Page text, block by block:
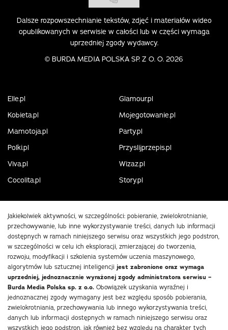
Dalsze rozpowszechnianie tekstów, zdjęć i materiałów wideo
opublikowanych w serwisie w całości lub w części wymaga
uprzedniej zgody wydawcy.
© BURDA MEDIA POLSKA SP. Z O. O. 2026
Elle.pl
Glamour.pl
Kobieta.pl
Mojegotowanie.pl
Mamotoja.pl
Party.pl
Polki.pl
Przyslijprzepis.pl
Viva.pl
Wizaz.pl
Cocolita.pl
Story.pl
Jakiekolwiek aktywności, w szczególności: pobieranie, zwielokrotnianie,
przechowywanie, lub inne wykorzystywanie treści, danych lub informacji
dostępnych w ramach niniejszego serwisu oraz wszystkich jego podstron,
w szczególności w celu ich eksploracji, zmierzającej do tworzenia,
rozwoju, modyfikacji i szkolenia systemów uczenia maszynowego,
algorytmów lub sztucznej inteligencji jest zabronione oraz wymaga
uprzedniej, jednoznacznie wyrażonej zgody administratora serwisu –
Burda Media Polska sp. z o.o. Obowiązek uzyskania wyraźnej i
jednoznacznej zgody wymagany jest bez względu sposób pobierania,
zwielokrotniania, przechowywania lub innego wykorzystywania treści,
danych lub informacji dostępnych w ramach niniejszego serwisu oraz
wszystkich jego podstron, jak również bez względu na charakter tych